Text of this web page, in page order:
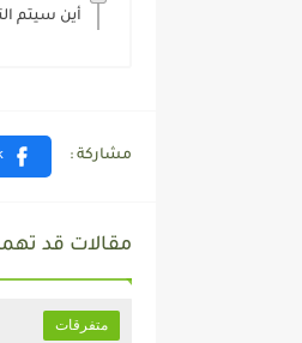
أين سيتم
مقالات قد
متفرقات